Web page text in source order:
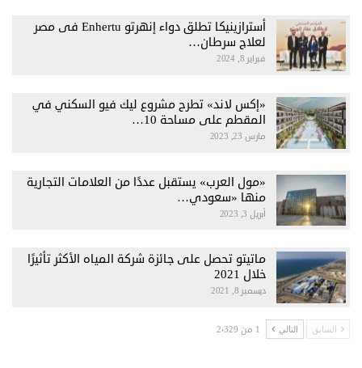
أسترازينيكا تطلق دواء إنهرتو Enhertu فى مصر
لعلاج سرطان…
فبراير 8, 2024
«إكس لاند» تطرح مشروع ليك فيو السكني في
المقطم على مساحة 10…
مارس 23, 2023
«مول العرب» يستقبل عددًا من العلامات التجارية
منها «سعودي…
أبريل 3, 2023
ماتيتو تحصل على جائزة شركة المياه الأكثر تأثيرًا
خلال 2021
ديسمبر 8, 2021
السابق التالي 1 من 2٬329